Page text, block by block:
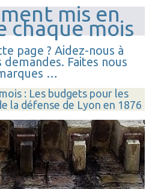
mis en
chaque mois
page ? Aidez-nous à
Faites nous
…
: Les budgets pour les
la défense de Lyon en 1876